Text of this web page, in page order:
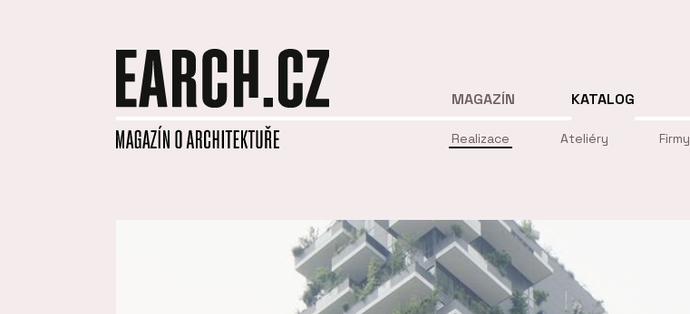
MAGAZÍN KATALOG
Realizace Ateliéry Firmy